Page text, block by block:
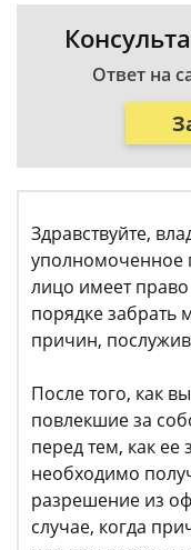
Ответ на
Здравствуйте,
уполномоченное
лицо имеет
порядке забрать
причин,
После того, как
повлекшие за
перед тем, как ее
необходимо
разрешение из
случае, когда